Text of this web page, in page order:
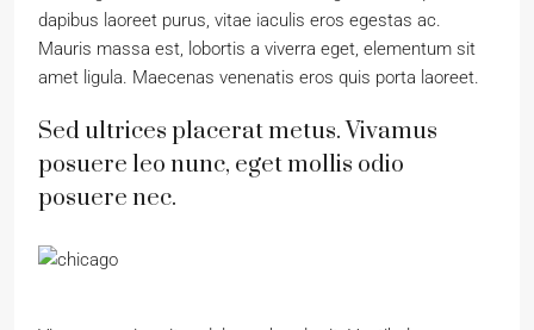
dapibus laoreet purus, vitae iaculis eros egestas ac.
Mauris massa est, lobortis a viverra eget, elementum sit
amet ligula. Maecenas venenatis eros quis porta laoreet.
Sed ultrices placerat metus. Vivamus
posuere leo nunc, eget mollis odio
posuere nec.